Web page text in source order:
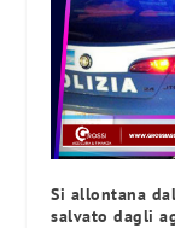
Si allontana
salvato dagli